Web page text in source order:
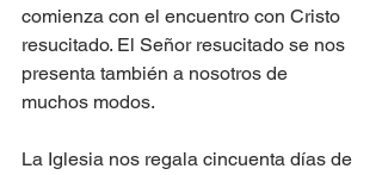
comienza con el encuentro con Cristo
resucitado. El Señor resucitado se nos
presenta también a nosotros de
muchos modos.
La Iglesia nos regala cincuenta días de